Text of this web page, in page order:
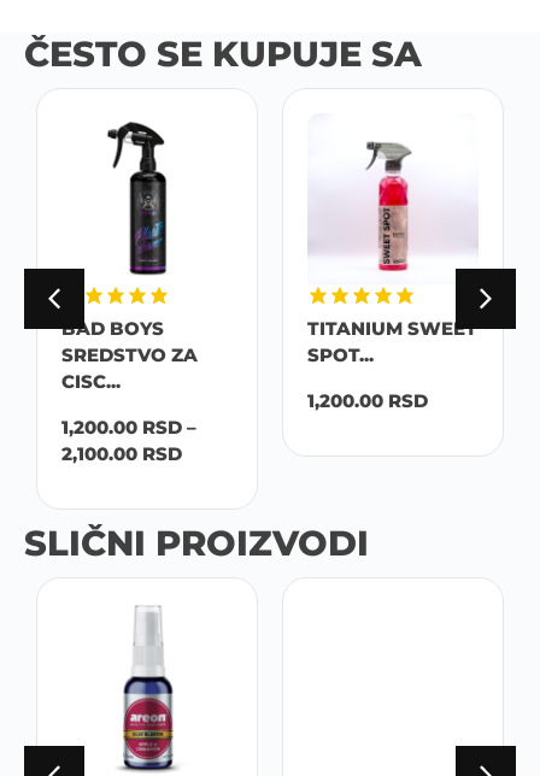
ČESTO SE KUPUJE SA
BAD BOYS
SREDSTVO ZA
CISC...
1,200.00 RSD –
2,100.00 RSD
TITANIUM SWEET
SPOT...
1,200.00 RSD
SLIČNI PROIZVODI